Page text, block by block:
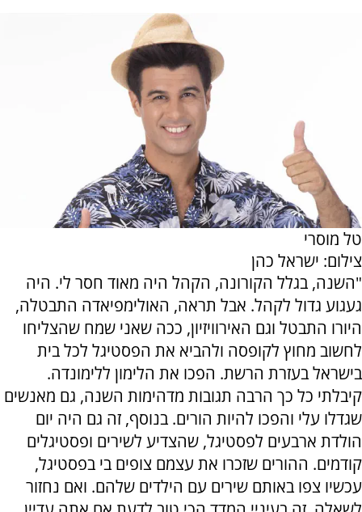
טל מוסרי
צילום: ישראל כהן
"השנה, בגלל הקורונה, הקהל היה מאוד חסר לי. היה
געגוע גדול לקהל. אבל תראה, האולימפיאדה התבטלה,
היורו התבטל וגם האירוויזיון, ככה שאני שמח שהצליחו
לחשוב מחוץ לקופסה ולהביא את הפסטיגל לכל בית
בישראל בעזרת הרשת. הפכו את הלימון ללימונדה.
קיבלתי כל כך הרבה תגובות מדהימות השנה, גם מאנשים
שגדלו עלי והפכו להיות הורים. בנוסף, זה גם היה יום
הולדת ארבעים לפסטיגל, שהצדיע לשירים ופסטיגלים
קודמים. ההורים שזכרו את עצמם צופים בי בפסטיגל,
עכשיו צפו באותם שירים עם הילדים שלהם. ואם נחזור